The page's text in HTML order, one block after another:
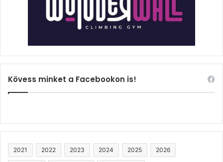
Kövess minket a Facebookon is!
2021 2022 2023 2024 2025 2026